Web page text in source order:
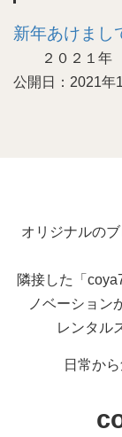
新年あけまし
２０２１年
公開日：2021年
オリジナルの
隣接した「
ノベーション
レンタル
日常か